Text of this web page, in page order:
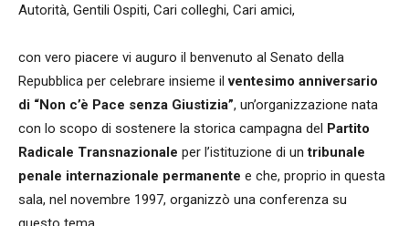
Autorità, Gentili Ospiti, Cari colleghi, Cari amici,
con vero piacere vi auguro il benvenuto al Senato della
Repubblica per celebrare insieme ilventesimo anniversario
di “Non c’è Pace senza Giustizia”, un’organizzazione nata
con lo scopo di sostenere la storica campagna del Partito
Radicale Transnazionale per l’istituzione di untribunale
penale internazionale permanente e che, proprio in questa
sala, nel novembre 1997, organizzò una conferenza su